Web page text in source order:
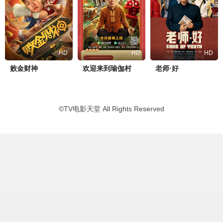
HD
败金财神
HD
欢迎来到瑜伽村
HD
老师·好
©TV电影天堂 All Rights Reserved